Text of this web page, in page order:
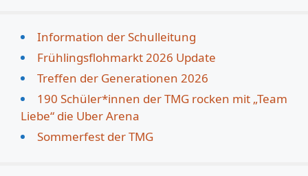
Information der Schulleitung
Frühlingsflohmarkt 2026 Update
Treffen der Generationen 2026
190 Schüler*innen der TMG rocken mit „Team
Liebe“ die Uber Arena
Sommerfest der TMG